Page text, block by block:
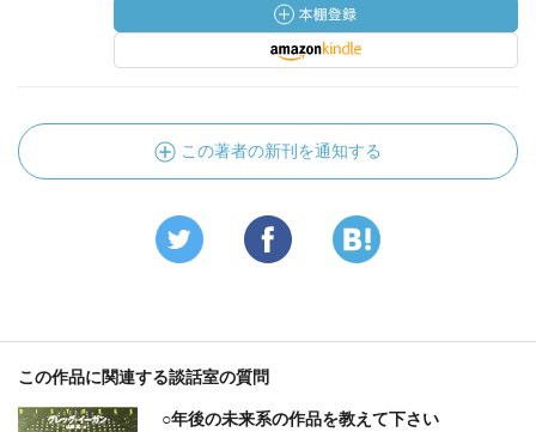
この著者の新刊を通知する
この作品に関連する談話室の質問
○年後の未来系の作品を教えて下さい